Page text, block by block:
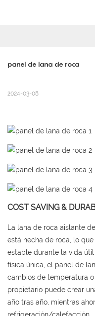
panel de lana de roca
2024-03-08
COST SAVING &
La lana de roca aislante
está hecha de roca, lo
estable durante la vida
física única, el panel de
cambios de temperatura
propietario puede crear
año tras año, mientras